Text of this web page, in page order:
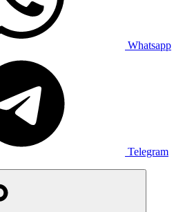
Whatsapp
Telegram